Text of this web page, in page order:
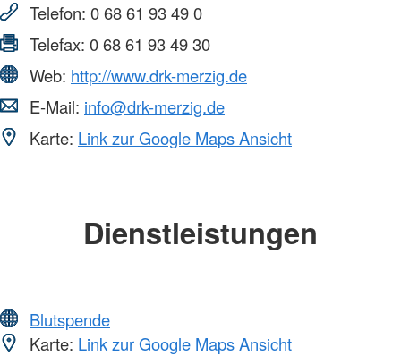
Telefon: 0 68 61 93 49 0
Telefax: 0 68 61 93 49 30
Web: http://www.drk-merzig.de
E-Mail: info@drk-merzig.de
Karte: Link zur Google Maps Ansicht
Dienstleistungen
Blutspende
Karte: Link zur Google Maps Ansicht